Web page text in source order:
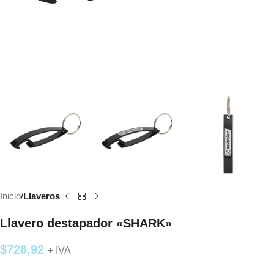
Inicio Llaveros
Llavero destapador «SHARK»
$726,92 + IVA